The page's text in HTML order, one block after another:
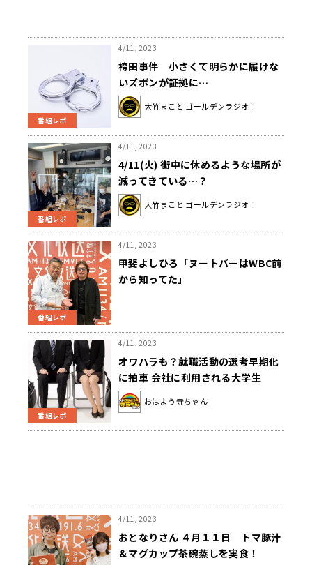
番組レポ
4/11, 2023
袴田事件 小さくて明らかに履けな
いズボンが証拠に…
大竹まこと ゴールデンラジオ！
番組レポ
4/11, 2023
4/11(火) 街中に休めるような場所が
減ってきている…？
大竹まこと ゴールデンラジオ！
番組レポ
4/11, 2023
甲斐よしひろ「ヌートバーはWBC前
から知ってた」
番組レポ
4/11, 2023
オワハラも？就職活動の選考早期化
に拍車 会社に利用される大学生
おはよう寺ちゃん
4/11, 2023
おとなりさん ４月１１日 トマ豚汁
＆マグカップ茶碗蒸しを実食！